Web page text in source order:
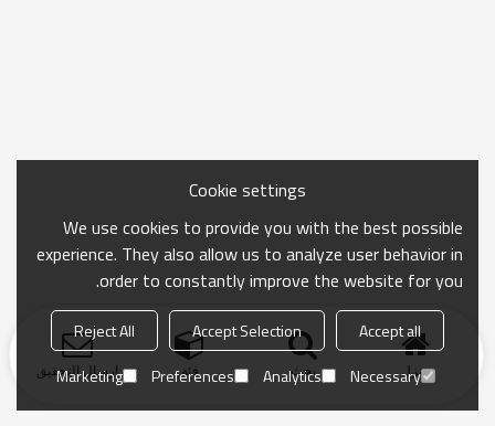
منزل بحث فئة ارسال التحقيق
Cookie settings
We use cookies to provide you with the best possible
experience. They also allow us to analyze user behavior in
order to constantly improve the website for you.
Accept all
Accept Selection
Reject All
Necessary
Analytics
Preferences
Marketing